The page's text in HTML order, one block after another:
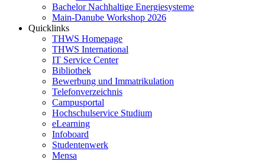
Bachelor Nachhaltige Energiesysteme
Main-Danube Workshop 2026
Quicklinks
THWS Homepage
THWS International
IT Service Center
Bibliothek
Bewerbung und Immatrikulation
Telefonverzeichnis
Campusportal
Hochschulservice Studium
eLearning
Infoboard
Studentenwerk
Mensa